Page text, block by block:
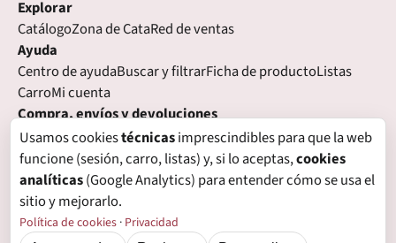
Explorar
CatálogoZona de CataRed de ventas
Ayuda
Centro de ayudaBuscar y filtrarFicha de productoListas
CarroMi cuenta
Compra, envíos y devoluciones
Condiciones de compraFormas de pagoGastos de envío
Plazos de entregaDevolucionesGarantía
Legal
Aviso legalPrivacidad
Política de cookiesPreferencias de cookies
Usamos cookiestécnicasimprescindibles para que la web
funcione (sesión, carro, listas) y, si lo aceptas,cookies
analíticas(Google Analytics) para entender cómo se usa el
sitio y mejorarlo.
Política de cookies · Privacidad